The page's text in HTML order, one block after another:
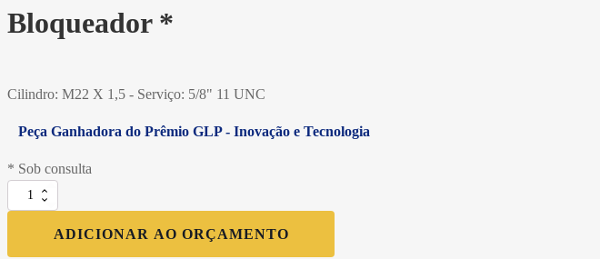
Bloqueador *
Cilindro: M22 X 1,5 - Serviço: 5/8" 11 UNC
Peça Ganhadora do Prêmio GLP - Inovação e Tecnologia
* Sob consulta
Válvula
P2
ADICIONAR AO ORÇAMENTO